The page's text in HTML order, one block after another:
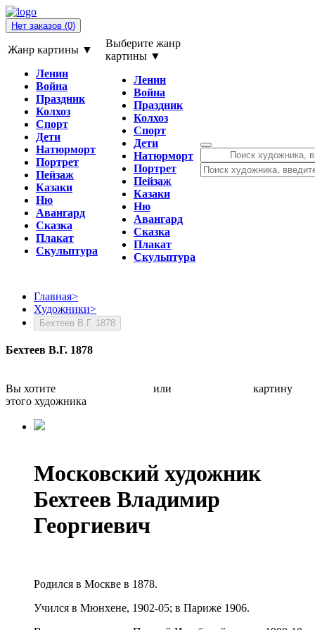
Нет заказов (0)
Жанр картины ▼
Ленин
Война
Праздник
Колхоз
Спорт
Дети
Натюрморт
Портрет
Пейзаж
Казаки
Ню
Авангард
Сказка
Плакат
Скульптура
Выберите жанр
картины ▼
Ленин
Война
Праздник
Колхоз
Спорт
Дети
Натюрморт
Портрет
Пейзаж
Казаки
Ню
Авангард
Сказка
Плакат
Скульптура
Главная>
Художники>
Бехтеев В.Г. 1878
Бехтеев В.Г. 1878
Вы хотите или
картину
этого художника
Московский художник
Бехтеев Владимир
Георгиевич
Родился в Москве в 1878.
Учился в Мюнхене, 1902-05; в Париже 1906.